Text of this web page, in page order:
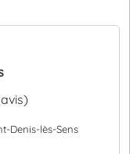
Denis-lès-Sens